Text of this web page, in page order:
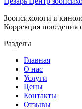
Зоопсихологи и
Коррекция поведения
Разделы
Главная
О нас
Услуги
Цены
Контакты
Отзывы